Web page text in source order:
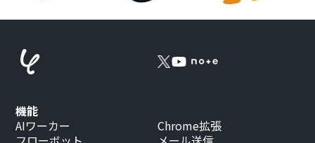
機能
AIワーカー
Chrome拡張